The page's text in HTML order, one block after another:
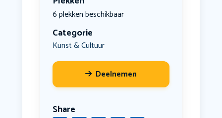
6 plekken beschikbaar
Categorie
Kunst & Cultuur
Deelnemen
Share